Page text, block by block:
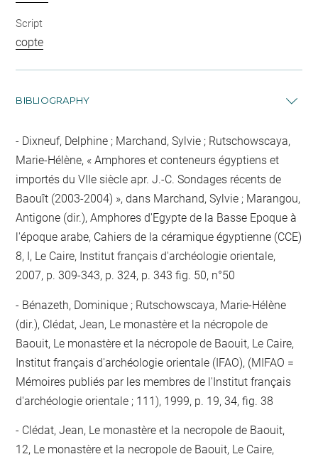
Script
copte
BIBLIOGRAPHY
Dixneuf, Delphine ; Marchand, Sylvie ; Rutschowscaya,
Marie-Hélène, « Amphores et conteneurs égyptiens et
importés du VIIe siècle apr. J.-C. Sondages récents de
Baouît (2003-2004) », dans Marchand, Sylvie ; Marangou,
Antigone (dir.), Amphores d'Egypte de la Basse Epoque à
l'époque arabe, Cahiers de la céramique égyptienne (CCE)
8, I, Le Caire, Institut français d'archéologie orientale,
2007, p. 309-343, p. 324, p. 343 fig. 50, n°50
Bénazeth, Dominique ; Rutschowscaya, Marie-Hélène
(dir.), Clédat, Jean, Le monastère et la nécropole de
Baouit, Le monastère et la nécropole de Baouit, Le Caire,
Institut français d'archéologie orientale (IFAO), (MIFAO =
Mémoires publiés par les membres de l'Institut français
d'archéologie orientale ; 111), 1999, p. 19, 34, fig. 38
Clédat, Jean, Le monastère et la necropole de Baouit,
12, Le monastère et la necropole de Baouit, Le Caire,